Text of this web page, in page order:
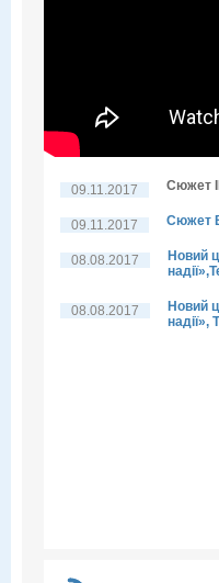
09.11.2017 Сюжет
09.11.2017 Сюжет
08.08.2017
Новий
08.08.2017
Новий
надії»,